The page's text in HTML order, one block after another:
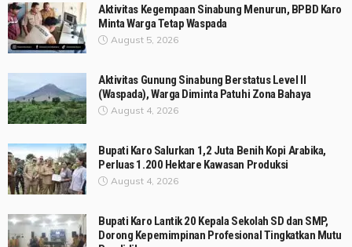
Aktivitas Kegempaan Sinabung Menurun, BPBD Karo
Minta Warga Tetap Waspada
August 5, 2026
Aktivitas Gunung Sinabung Berstatus Level II
(Waspada), Warga Diminta Patuhi Zona Bahaya
August 4, 2026
Bupati Karo Salurkan 1,2 Juta Benih Kopi Arabika,
Perluas 1.200 Hektare Kawasan Produksi
August 4, 2026
Bupati Karo Lantik 20 Kepala Sekolah SD dan SMP,
Dorong Kepemimpinan Profesional Tingkatkan Mutu